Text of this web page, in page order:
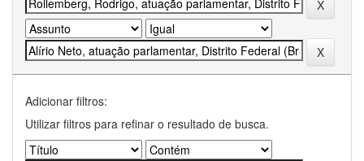
Adicionar filtros:
Utilizar filtros para refinar o resultado de busca.